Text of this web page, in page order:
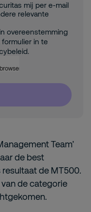
Team’
de best
de MT500.
de categorie
mij per e-mail
relevante
overeenstemming
formulier in te